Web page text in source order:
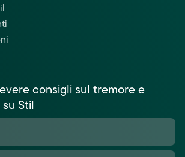
consigli sul tremore e
Stil